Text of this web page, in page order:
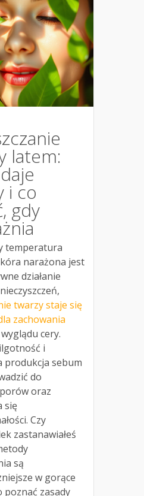
latem:
i co
gdy
temperatura
narażona jest
działanie
twarzy staje się
zachowania
cery.
i
produkcja sebum
do
oraz
się
Czy
zastanawiałeś
są
w gorące
poznać zasady